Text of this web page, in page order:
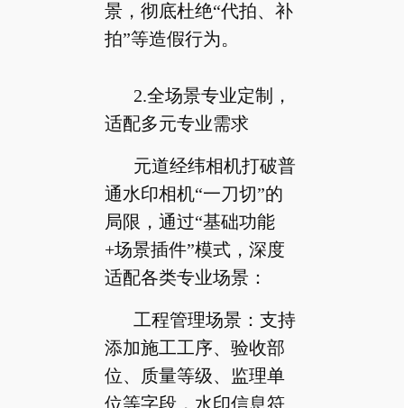
景，彻底杜绝“代拍、补
拍”等造假行为。
2.全场景专业定制，
适配多元专业需求
元道经纬相机打破普
通水印相机“一刀切”的
局限，通过“基础功能
+场景插件”模式，深度
适配各类专业场景：
工程管理场景：支持
添加施工工序、验收部
位、质量等级、监理单
位等字段，水印信息符